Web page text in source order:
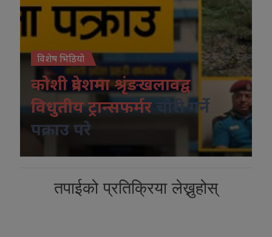
विशेष भिडियो
कोशी प्रदेशमा श्रृंङखलावद्व
विधुतीय ट्रान्सफर्मर
चोरी गर्ने
पक्राउ परे
तपाईको प्रतिक्रिया लेख्नुहोस्